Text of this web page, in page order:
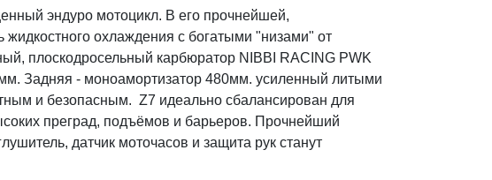
эндуро мотоцикл. В его прочнейшей,
охлаждения c богатыми "низами" от
плоскодросельный карбюратор NIBBI RACING PWK
Задняя - моноамортизатор 480мм. усиленный литыми
и безопасным. Z7 идеально сбалансирован для
преград, подъёмов и барьеров. Прочнейший
датчик моточасов и защита рук станут